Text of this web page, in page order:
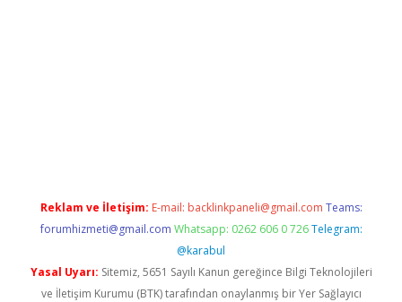
Reklam ve İletişim: E-mail: backlinkpaneli@gmail.com Teams:
forumhizmeti@gmail.com Whatsapp: 0262 606 0 726 Telegram:
@karabul
Yasal Uyarı: Sitemiz, 5651 Sayılı Kanun gereğince Bilgi Teknolojileri
ve İletişim Kurumu (BTK) tarafından onaylanmış bir Yer Sağlayıcı